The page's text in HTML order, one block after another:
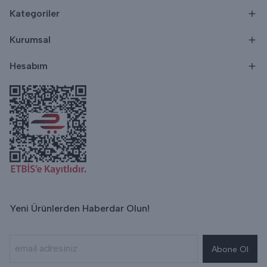
Kategoriler
Kurumsal
Hesabım
Yeni Ürünlerden Haberdar Olun!
Abone Ol